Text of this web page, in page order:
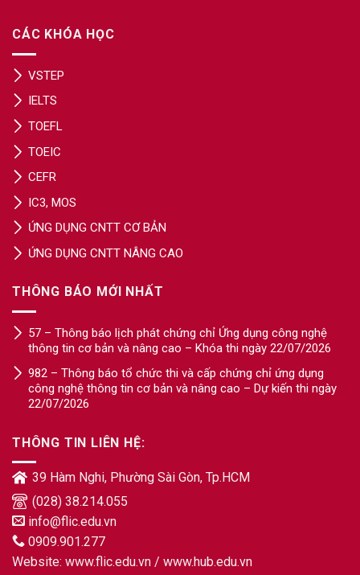
CÁC KHÓA HỌC
VSTEP
ỨNG DỤNG CNTT CƠ BẢN
ỨNG DỤNG CNTT NÂNG CAO
IC3, MOS
IELTS
TOEFL
TOEIC
CEFR
THÔNG BÁO MỚI NHẤT
57 – Thông báo lịch phát chứng chỉ Ứng dụng công nghệ
thông tin cơ bản và nâng cao – Khóa thi ngày 22/07/2026
982 – Thông báo tổ chức thi và cấp chứng chỉ ứng dụng
công nghệ thông tin cơ bản và nâng cao – Dự kiến thi ngày
22/07/2026
THÔNG TIN LIÊN HỆ:
39 Hàm Nghi, Phường Sài Gòn, Tp.HCM
(028) 38.214.055
info@flic.edu.vn
0909.901.277
Website: www.flic.edu.vn / www.hub.edu.vn